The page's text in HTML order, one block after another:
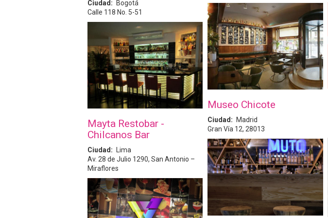
Ciudad
Bogotá
Calle 118 No. 5-51
Mayta Restobar -
Chilcanos Bar
Ciudad
Lima
Av. 28 de Julio 1290, San Antonio –
Miraflores
Museo Chicote
Ciudad
Madrid
Gran Vía 12, 28013